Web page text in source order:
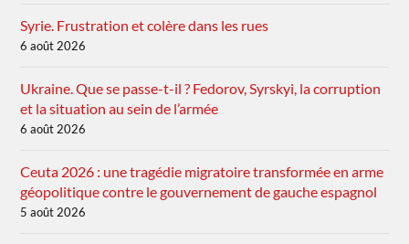
Syrie. Frustration et colère dans les rues
6 août 2026
Ukraine. Que se passe-t-il ? Fedorov, Syrskyi, la corruption
et la situation au sein de l’armée
6 août 2026
Ceuta 2026 : une tragédie migratoire transformée en arme
géopolitique contre le gouvernement de gauche espagnol
5 août 2026